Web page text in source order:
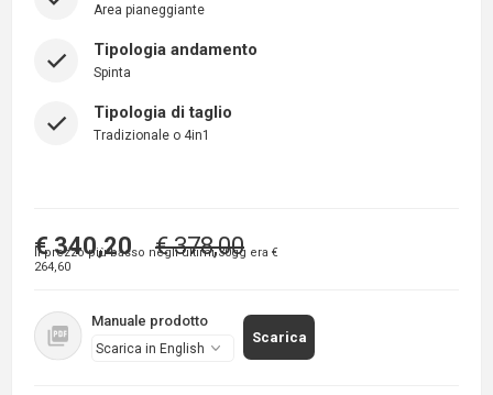
Area pianeggiante
Tipologia andamento
Spinta
Tipologia di taglio
Tradizionale o 4in1
€ 340,20
Il prezzo più basso negli ultimi 30gg era €
264,60
€ 378,00
Manuale prodotto
Scarica